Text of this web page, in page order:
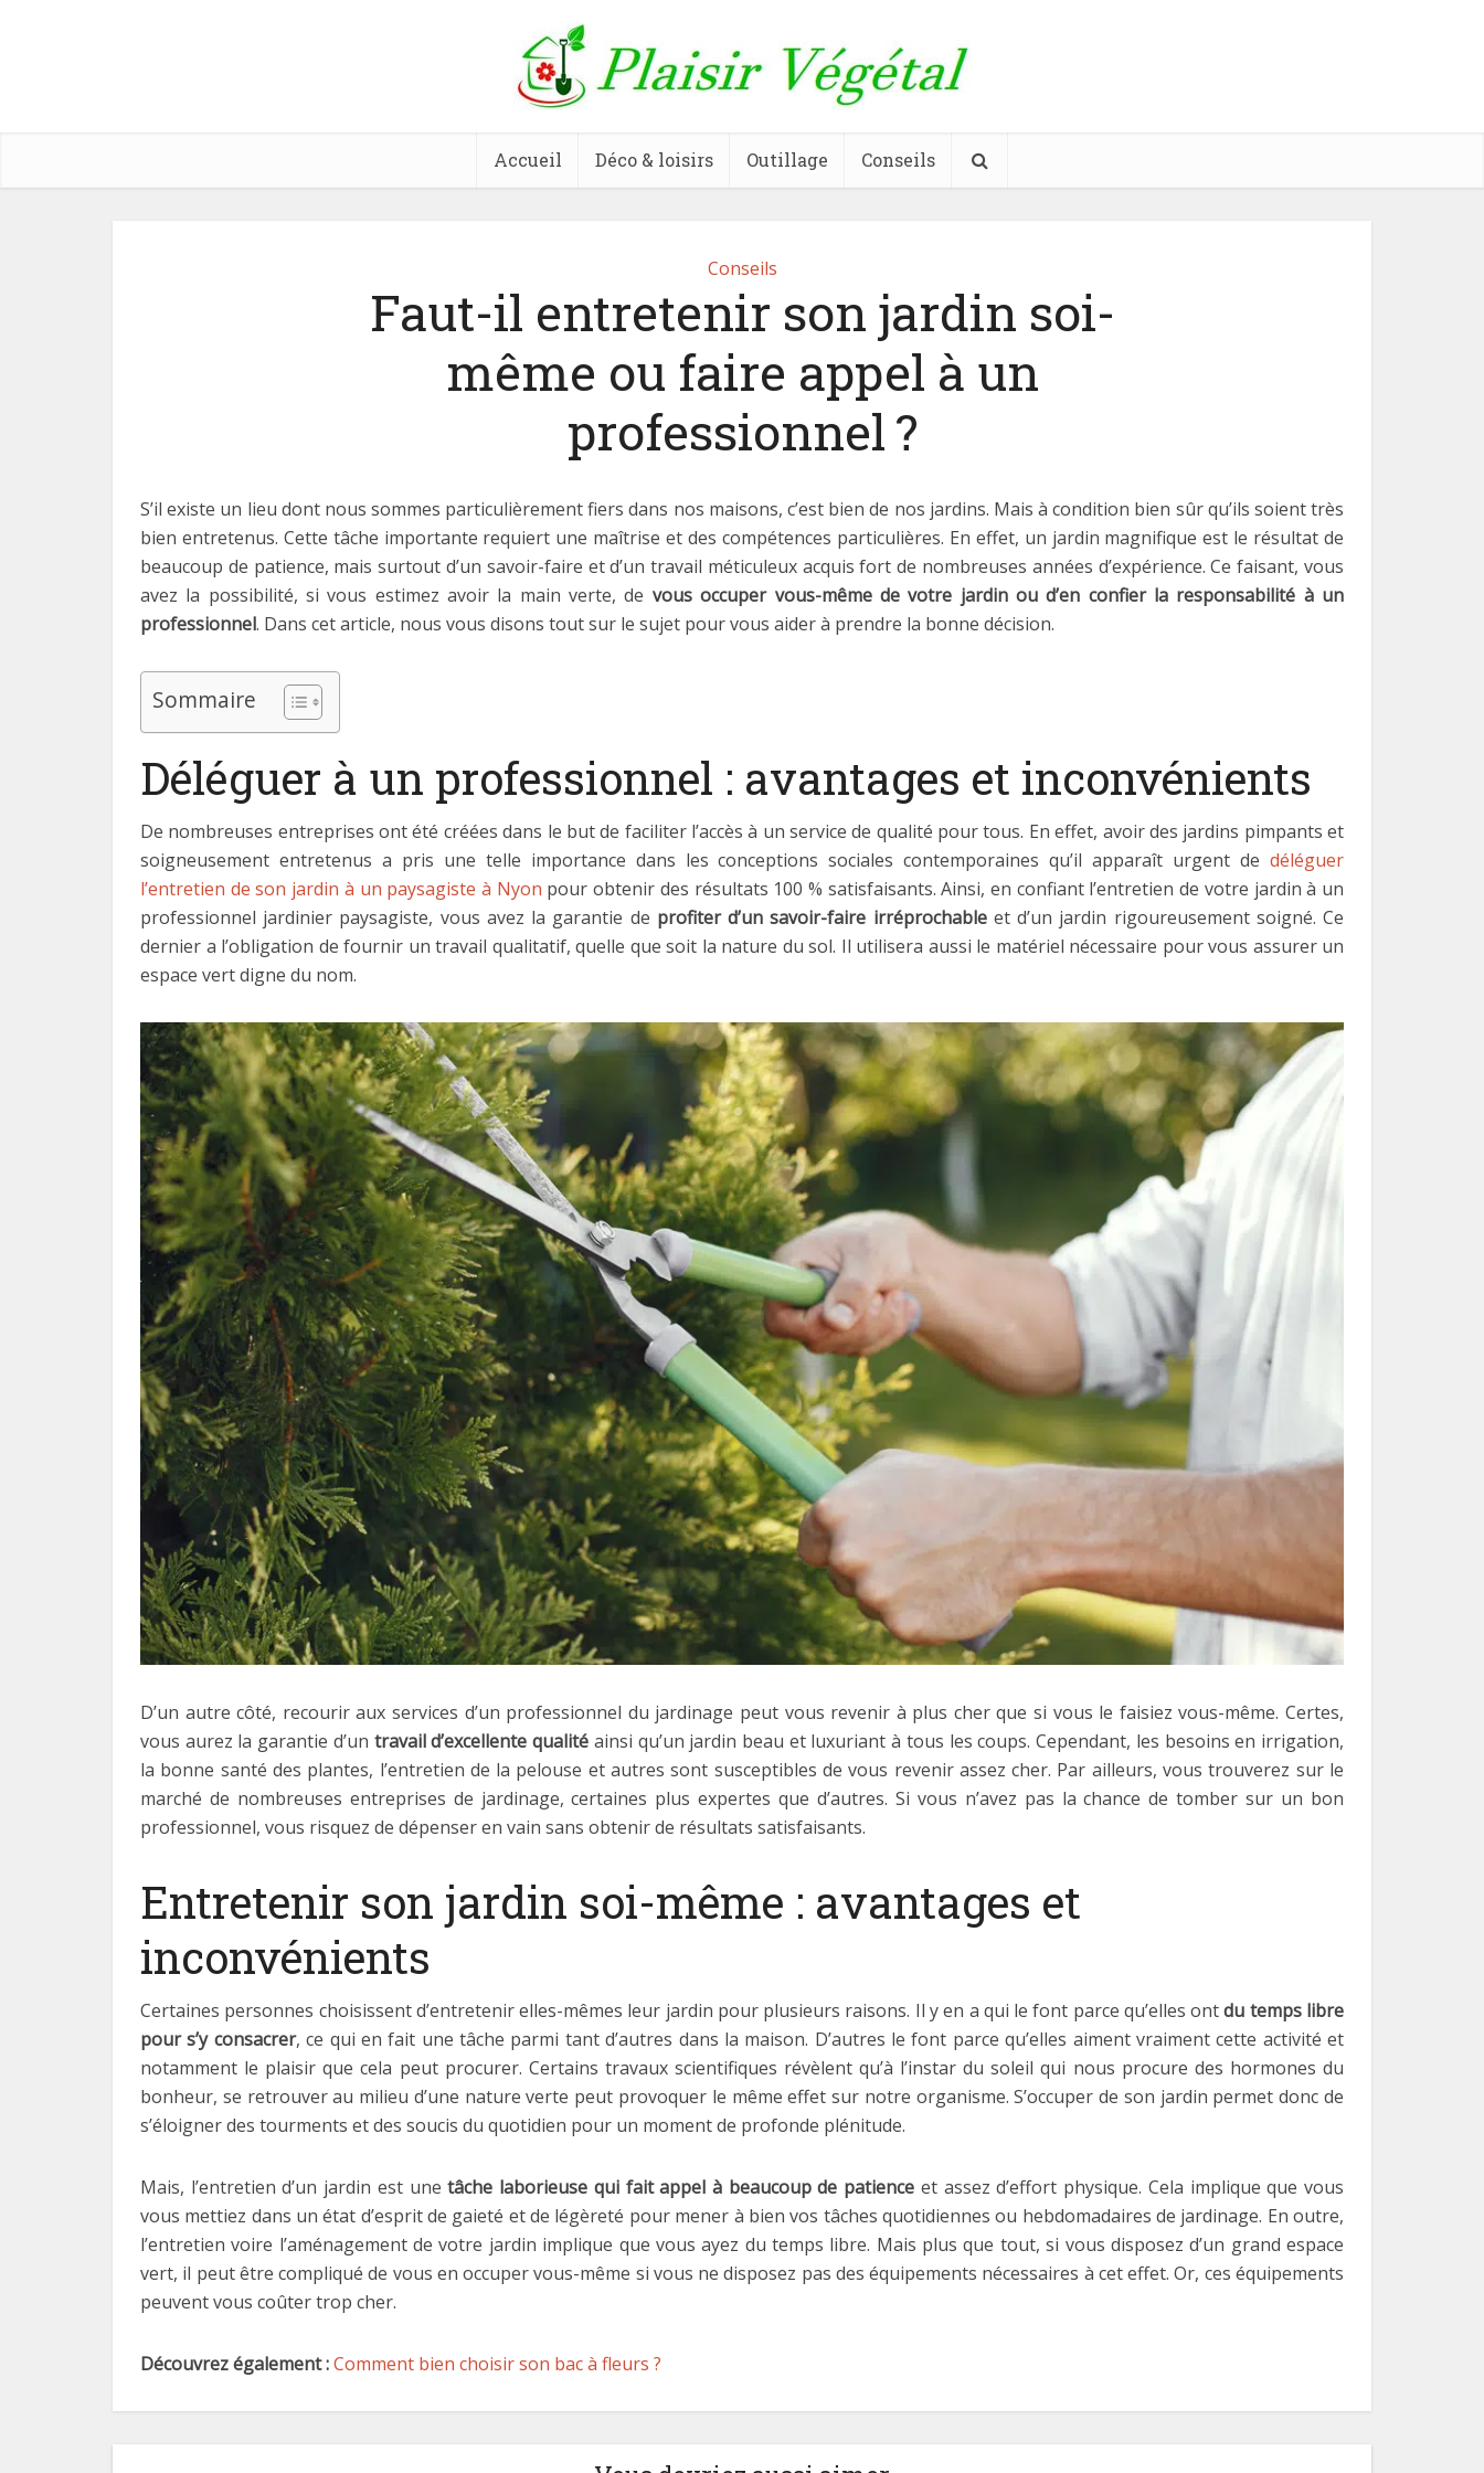
Accueil Déco & loisirs Outillage Conseils
Conseils
Faut-il entretenir son jardin soi-
même ou faire appel à un
professionnel ?
S’il existe un lieu dont nous sommes particulièrement fiers dans nos maisons, c’est bien de nos jardins. Mais à condition bien sûr qu’ils soient très
bien entretenus. Cette tâche importante requiert une maîtrise et des compétences particulières. En effet, un jardin magnifique est le résultat de
beaucoup de patience, mais surtout d’un savoir-faire et d’un travail méticuleux acquis fort de nombreuses années d’expérience. Ce faisant, vous
avez la possibilité, si vous estimez avoir la main verte, de vous occuper vous-même de votre jardin ou d’en confier la responsabilité à un
professionnel. Dans cet article, nous vous disons tout sur le sujet pour vous aider à prendre la bonne décision.
Sommaire
Déléguer à un professionnel : avantages et inconvénients
De nombreuses entreprises ont été créées dans le but de faciliter l’accès à un service de qualité pour tous. En effet, avoir des jardins pimpants et
soigneusement entretenus a pris une telle importance dans les conceptions sociales contemporaines qu’il apparaît urgent de déléguer
l’entretien de son jardin à un paysagiste à Nyon pour obtenir des résultats 100 % satisfaisants. Ainsi, en confiant l’entretien de votre jardin à un
professionnel jardinier paysagiste, vous avez la garantie de profiter d’un savoir-faire irréprochableet d’un jardin rigoureusement soigné. Ce
dernier a l’obligation de fournir un travail qualitatif, quelle que soit la nature du sol. Il utilisera aussi le matériel nécessaire pour vous assurer un
espace vert digne du nom.
D’un autre côté, recourir aux services d’un professionnel du jardinage peut vous revenir à plus cher que si vous le faisiez vous-même. Certes,
vous aurez la garantie d’un travail d’excellente qualité ainsi qu’un jardin beau et luxuriant à tous les coups. Cependant, les besoins en irrigation,
la bonne santé des plantes, l’entretien de la pelouse et autres sont susceptibles de vous revenir assez cher. Par ailleurs, vous trouverez sur le
marché de nombreuses entreprises de jardinage, certaines plus expertes que d’autres. Si vous n’avez pas la chance de tomber sur un bon
professionnel, vous risquez de dépenser en vain sans obtenir de résultats satisfaisants.
Entretenir son jardin soi-même : avantages et
inconvénients
Certaines personnes choisissent d’entretenir elles-mêmes leur jardin pour plusieurs raisons. Il y en a qui le font parce qu’elles ontdu temps libre
pour s’y consacrer, ce qui en fait une tâche parmi tant d’autres dans la maison. D’autres le font parce qu’elles aiment vraiment cette activité et
notamment le plaisir que cela peut procurer. Certains travaux scientifiques révèlent qu’à l’instar du soleil qui nous procure des hormones du
bonheur, se retrouver au milieu d’une nature verte peut provoquer le même effet sur notre organisme. S’occuper de son jardin permet donc de
s’éloigner des tourments et des soucis du quotidien pour un moment de profonde plénitude.
Mais, l’entretien d’un jardin est unetâche laborieuse qui fait appel à beaucoup de patience et assez d’effort physique. Cela implique que vous
vous mettiez dans un état d’esprit de gaieté et de légèreté pour mener à bien vos tâches quotidiennes ou hebdomadaires de jardinage. En outre,
l’entretien voire l’aménagement de votre jardin implique que vous ayez du temps libre. Mais plus que tout, si vous disposez d’un grand espace
vert, il peut être compliqué de vous en occuper vous-même si vous ne disposez pas des équipements nécessaires à cet effet. Or, ces équipements
peuvent vous coûter trop cher.
Découvrez également :Comment bien choisir son bac à fleurs ?